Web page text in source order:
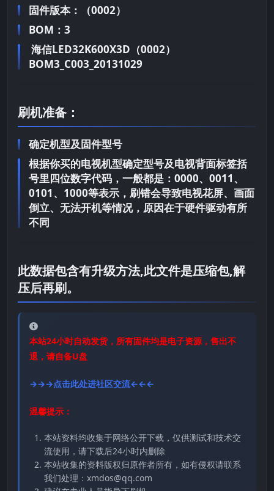
固件版本：（0002）
BOM：3
海信LED32K600X3D（0002）
BOM3_C003_20131029
刷机准备：
确定机型及固件型号
根据你买的电视机型确定型号及电视背面标签括
号里四位数字代码，一般都是：0000、0011、
0101、1000等表示，刷错会导致电视花屏、画面
倒立、无法开机等情况，原因在于硬件驱动有所
不同
此数据包含有升级方法,此文件是压缩包,解
压后再刷。
本站24小时自动发货，所有固件均是电子资源，售出不
退，请自备U盘
→→→点击此处进社区交流←←←
温馨提示：
本站资料均收集于网络公开下载，仅供测试和技术交
流使用，请下载后24小时内删除
本站收集的资料版权归原作者所有，如有侵权请联系
我们处理：xmdos@qq.com